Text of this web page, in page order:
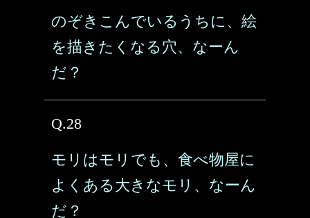
のぞきこんでいるうちに、絵
を描きたくなる穴、なーん
だ？
Q.28
モリはモリでも、食べ物屋に
よくある大きなモリ、なーん
だ？